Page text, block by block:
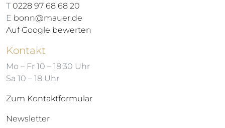
T 0228 97 68 68 20
E bonn@mauer.de
Auf Google bewerten
Kontakt
Mo – Fr 10 – 18:30 Uhr
Sa 10 – 18 Uhr
Zum Kontaktformular
Newsletter